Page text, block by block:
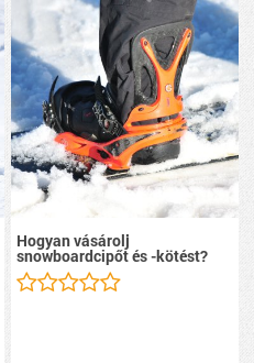
Hogyan vásárolj
snowboardcipőt és -kötést?